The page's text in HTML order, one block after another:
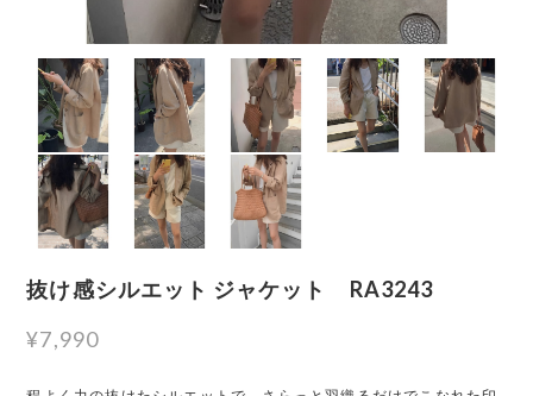
抜け感シルエット ジャケット RA3243
¥7,990